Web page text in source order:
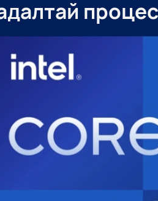
16"